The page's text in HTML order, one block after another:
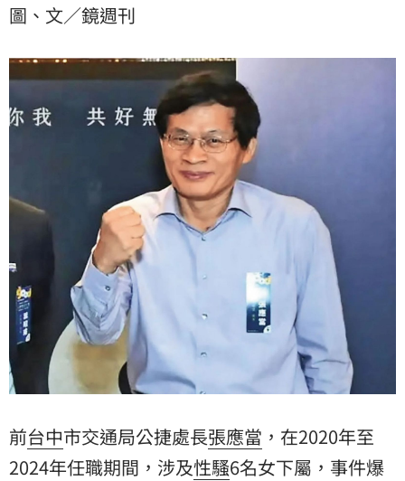
圖、文／鏡週刊
前台中市交通局公捷處長張應當 ，在2020年至
2024年任職期間，涉及性騷6名女下屬，事件爆